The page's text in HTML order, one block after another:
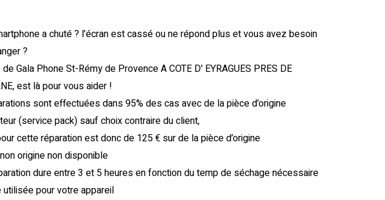
a chuté ? l’écran est cassé ou ne répond plus et vous avez besoin
?
Gala Phone St-Rémy de Provence A COTE D' EYRAGUES PRES DE
est là pour vous aider !
sont effectuées dans 95% des cas avec de la pièce d’origine
(service pack) sauf choix contraire du client,
cette réparation est donc de 125 € sur de la pièce d’origine
origine non disponible
dure entre 3 et 5 heures en fonction du temp de séchage nécessaire
utilisée pour votre appareil